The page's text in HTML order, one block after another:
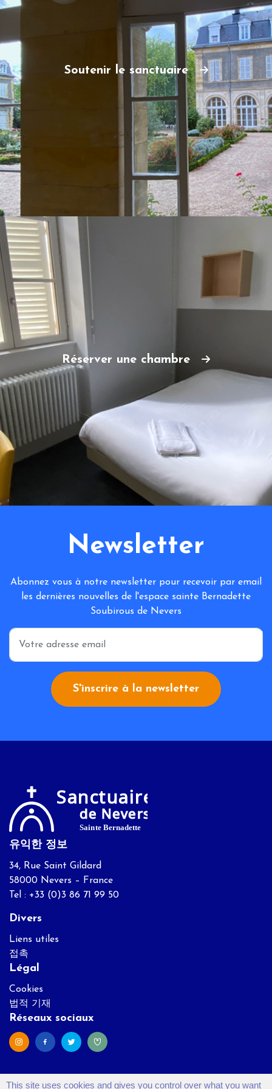
Soutenir le sanctuaire
Réserver une chambre
Newsletter
Abonnez vous à notre newsletter pour recevoir par email
les dernières nouvelles de l'espace sainte Bernadette
Soubirous de Nevers
*
S'inscrire à la newsletter
유익한 정보
34, Rue Saint Gildard
58000 Nevers – France
Tel : +33 (0)3 86 71 99 50
Divers
Liens utiles
접촉
Légal
Cookies
법적 기재
Réseaux sociaux
This site uses cookies and gives you control over what you want